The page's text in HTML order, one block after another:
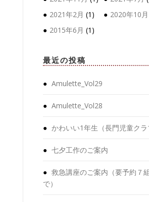
2021年2月 (1) 2020年10月
2015年6月 (1)
最近の投稿
Amulette_Vol29
Amulette_Vol28
かわいい1年生（長門児童クラ
七夕工作のご案内
救急講座のご案内（要予約７
で）